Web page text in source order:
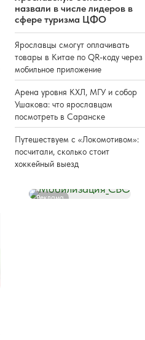
назвали в числе лидеров в
сфере туризма ЦФО
Ярославцы смогут оплачивать
товары в Китае по QR-коду через
мобильное приложение
Арена уровня КХЛ, МГУ и собор
Ушакова: что ярославцам
посмотреть в Саранске
Путешествуем с «Локомотивом»:
посчитали, сколько стоит
хоккейный выезд
Реклама